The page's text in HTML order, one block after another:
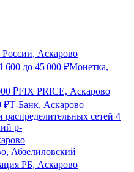
Аскарово
600 до 45 000 ₽Монетка,
₽FIX PRICE, Аскарово
₽Т-Банк, Аскарово
сетей 4
р-
Абзелиловский
РБ, Аскарово